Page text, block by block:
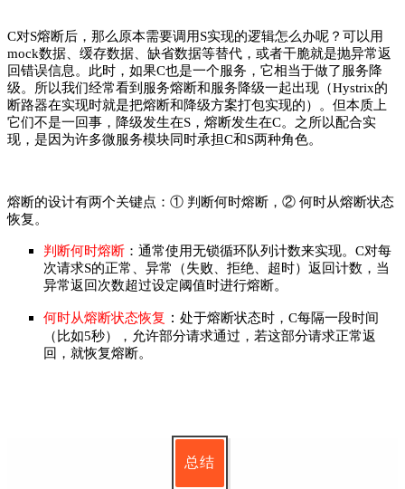
C对S熔断后，那么原本需要调用S实现的逻辑怎么办呢？ 可以用
mock数据、缓存数据、缺省数据等替代，或者干脆就是抛异常返
回错误信息。 此时，如果C也是一个服务，它相当于做了服务降
级。 所以我们经常看到服务熔断和服务降级一起出现（Hystrix的
断路器在实现时就是把熔断和降级方案打包实现的）。但本质上
它们不是一回事，降级发生在S，熔断发生在C。之所以配合实
现，是因为许多微服务模块同时承担C和S两种角色。
熔断的设计有两个关键点： ① 判断何时熔断，② 何时从熔断状态
恢复。
判断何时熔断 ：通常使用无锁循环队列计数来实现。C对每
次请求S的正常、异常（失败、拒绝、超时）返回计数，当
异常返回次数超过设定阈值时进行熔断。
何时从熔断状态恢复 ： 处于熔断状态时，C每隔一段时间
（比如5秒），允许部分请求通过，若这部分请求正常返
回，就恢复熔断。
总结